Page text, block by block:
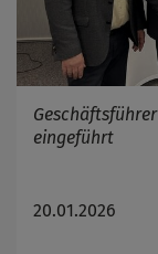
eingeführt
20.01.2026
Anbieter
Zweck
Cookie Name